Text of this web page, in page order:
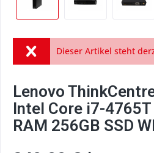
Dieser Artikel steht
Lenovo
Intel Core i7-
RAM 256GB SSD